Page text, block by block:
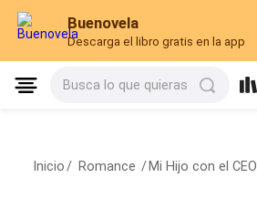
Buenovela
Descarga el libro gratis en la app
Busca lo que quieras
Inicio / Romance / Mi Hijo con el CEO